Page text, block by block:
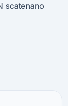
scatenano